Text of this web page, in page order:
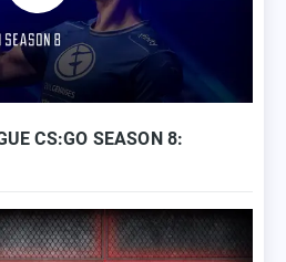
CS:GO SEASON 8: